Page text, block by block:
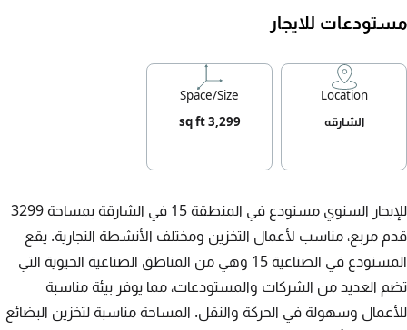
مستودعات للايجار
Location
الشارقه
Space/Size
3,299 sq ft
للإيجار السنوي مستودع في المنطقة 15 في الشارقة بمساحة 3299
قدم مربع، مناسب لأعمال التخزين ومختلف الأنشطة التجارية. يقع
المستودع في الصناعية 15 وهي من المناطق الصناعية الحيوية التي
تضم العديد من الشركات والمستودعات، مما يوفر بيئة مناسبة
للأعمال وسهولة في الحركة والنقل. المساحة مناسبة لتخزين البضائع